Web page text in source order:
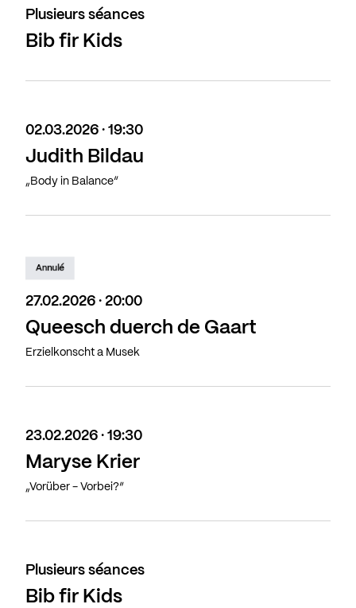
Plusieurs séances
Bib fir Kids
02.03.2026 · 19:30
Judith Bildau
„Body in Balance“
Annulé
27.02.2026 · 20:00
Queesch duerch de Gaart
Erzielkonscht a Musek
23.02.2026 · 19:30
Maryse Krier
„Vorüber - Vorbei?”
Plusieurs séances
Bib fir Kids